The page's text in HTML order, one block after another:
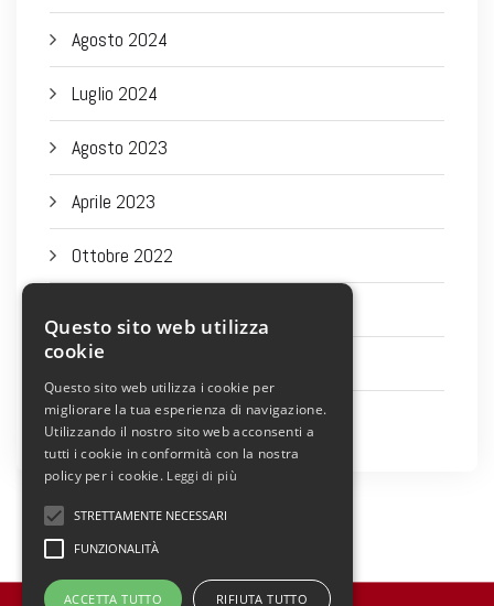
Agosto 2024
Luglio 2024
Agosto 2023
Aprile 2023
Ottobre 2022
Agosto 2022
Luglio 2022
Questo sito web utilizza
cookie
Questo sito web utilizza i cookie per
migliorare la tua esperienza di navigazione.
Utilizzando il nostro sito web acconsenti a
tutti i cookie in conformità con la nostra
policy per i cookie. Leggi di più
STRETTAMENTE NECESSARI
FUNZIONALITÀ
ACCETTA TUTTO RIFIUTA TUTTO